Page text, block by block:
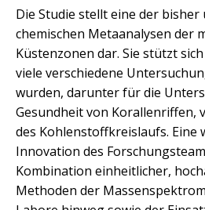
Die Studie stellt eine der bisher
chemischen Metaanalysen der
Küstenzonen dar. Sie stützt
viele verschiedene
wurden, darunter für die
Gesundheit von Korallenriffen,
des Kohlenstoffkreislaufs. Eine
Innovation des
Kombination einheitlicher,
Methoden der